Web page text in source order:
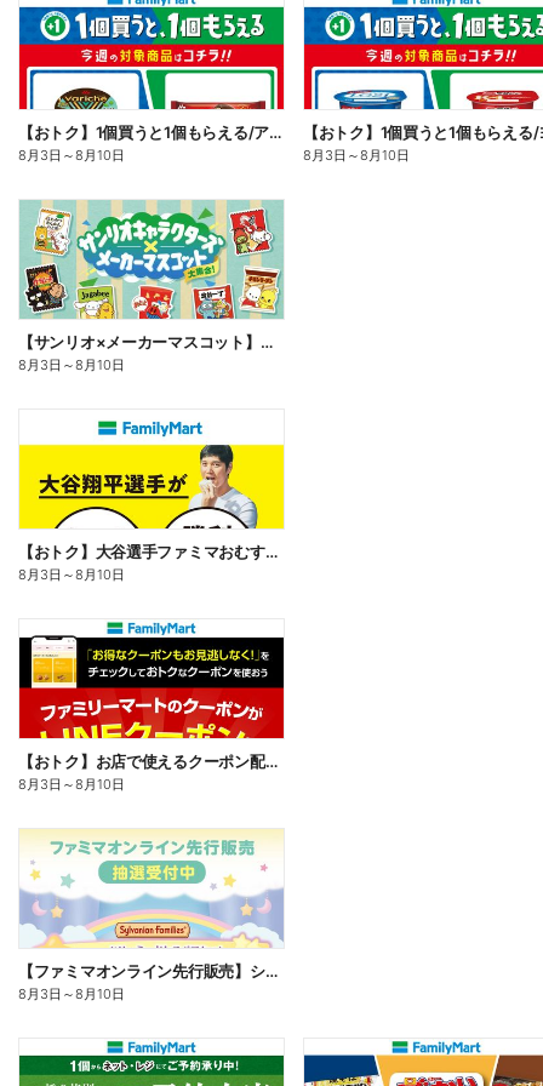
【おトク】1個買うと1個もらえる/アイス
8月3日 ～8月10日 8月3日 ～8月10日
【サンリオ×メーカーマスコット】オリジナルグッズ貰える!
8月3日 ～8月10日
【おトク】大谷選手ファミマおむすび割
8月3日 ～8月10日
【おトク】お店で使えるクーポン配信中
8月3日 ～8月10日
【ファミマオンライン先行販売】シルバニアファミリー
8月3日 ～8月10日